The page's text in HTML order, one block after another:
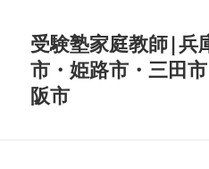
受験塾家庭教師|兵
市・姫路市・三田
阪市